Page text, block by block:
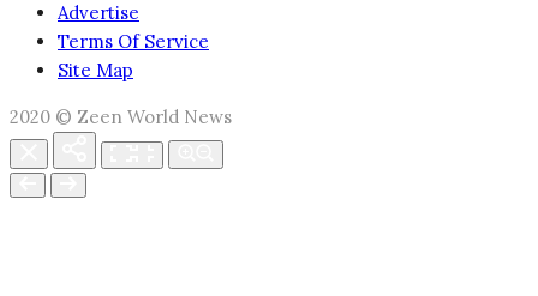
Advertise
Terms Of Service
Site Map
2020 © Zeen World News